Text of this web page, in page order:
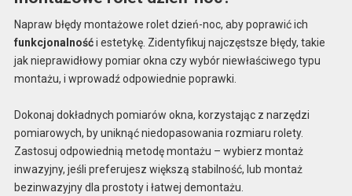
Napraw błędy montażowe rolet dzień-noc, aby poprawić ich
funkcjonalnośći estetykę. Zidentyfikuj najczęstsze błędy, takie
jak nieprawidłowy pomiar okna czy wybór niewłaściwego typu
montażu, i wprowadź odpowiednie poprawki.
Dokonaj dokładnych pomiarów okna, korzystając z narzędzi
pomiarowych, by uniknąć niedopasowania rozmiaru rolety.
Zastosuj odpowiednią metodę montażu – wybierz montaż
inwazyjny, jeśli preferujesz większą stabilność, lub montaż
bezinwazyjny dla prostoty i łatwej demontażu.